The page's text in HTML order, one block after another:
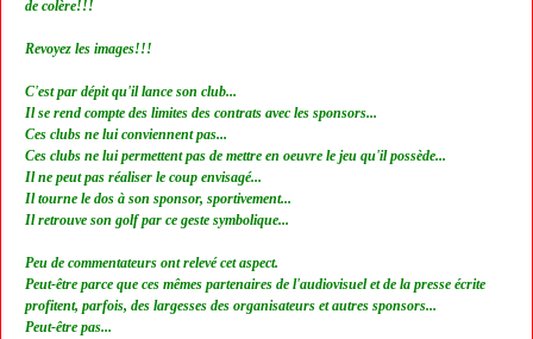
de colère!!!
Revoyez les images!!!
C'est par dépit qu'il lance son club...
Il se rend compte des limites des contrats avec les sponsors...
Ces clubs ne lui conviennent pas...
Ces clubs ne lui permettent pas de mettre en oeuvre le jeu qu'il possède...
Il ne peut pas réaliser le coup envisagé...
Il tourne le dos à son sponsor, sportivement...
Il retrouve son golf par ce geste symbolique...
Peu de commentateurs ont relevé cet aspect.
Peut-être parce que ces mêmes partenaires de l'audiovisuel et de la presse écrite
profitent, parfois, des largesses des organisateurs et autres sponsors...
Peut-être pas...